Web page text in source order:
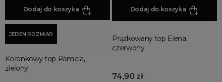
PREZENTY
ŚWIĘTA
PARTY
Najnowsze produkty
Dodaj do koszyka
JEDEN ROZMIAR
Koronkowy top Pamela,
zielony
Dodaj do koszyka
Prążkowany top Elena
czerwony
74,90 zł